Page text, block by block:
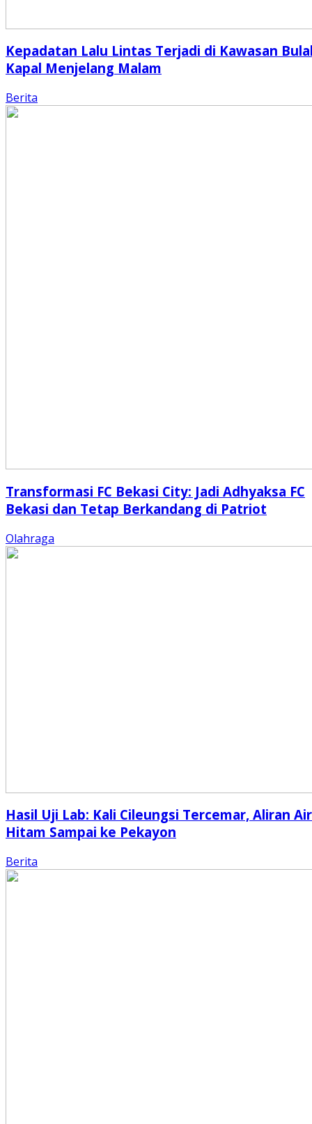
Kepadatan Lalu Lintas Terjadi di Kawasan
Kapal Menjelang Malam
Berita
Transformasi FC Bekasi City: Jadi Adhyaksa FC
Bekasi dan Tetap Berkandang di Patriot
Olahraga
Hasil Uji Lab: Kali Cileungsi Tercemar, Aliran Air
Hitam Sampai ke Pekayon
Berita